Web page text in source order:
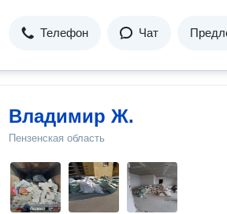
Телефон Чат
Владимир Ж.
Пензенская область